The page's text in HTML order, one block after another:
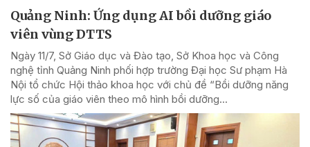
Quảng Ninh: Ứng dụng AI bồi dưỡng giáo
viên vùng DTTS
Ngày 11/7, Sở Giáo dục và Đào tạo, Sở Khoa học và Công
nghệ tỉnh Quảng Ninh phối hợp trường Đại học Sư phạm Hà
Nội tổ chức Hội thảo khoa học với chủ đề “Bồi dưỡng năng
lực số của giáo viên theo mô hình bồi dưỡng...